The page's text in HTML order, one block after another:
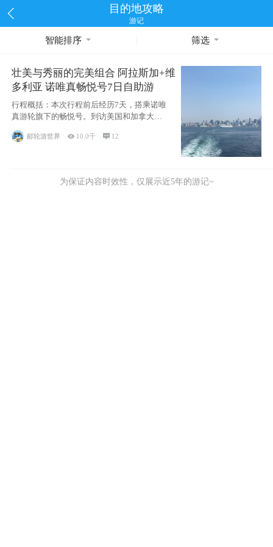
目的地攻略
游记
智能排序 筛选
壮美与秀丽的完美组合 阿拉斯加+维
多利亚 诺唯真畅悦号7日自助游
行程概括：本次行程前后经历7天，搭乘诺唯
真游轮旗下的畅悦号。到访美国和加拿大的4
个州/省：美国华盛顿州
邮轮游世界  10.0千  12
为保证内容时效性，仅展示近5年的游记~